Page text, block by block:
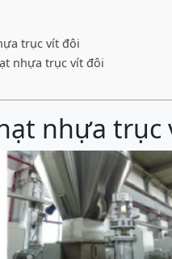
trục vít đôi
nhựa trục vít đôi
nhựa trục